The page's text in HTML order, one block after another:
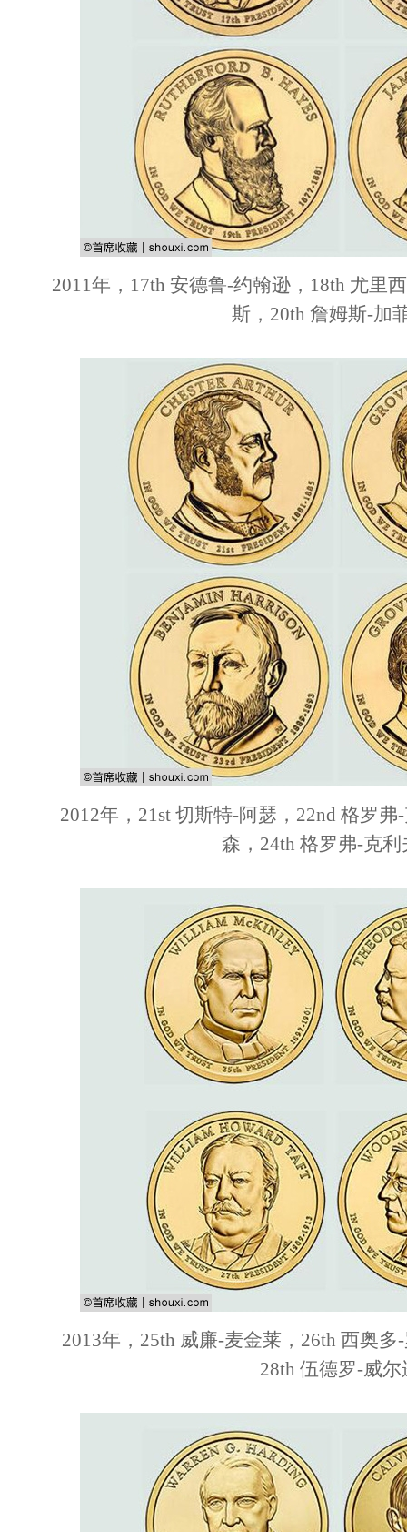
2011年，17th 安德鲁-约翰逊，18th 尤里
斯，20th 詹姆斯-加
2012年，21st 切斯特-阿瑟，22nd 格罗
森，24th 格罗弗-克
2013年，25th 威廉-麦金莱，26th 西奥
28th 伍德罗-威尔